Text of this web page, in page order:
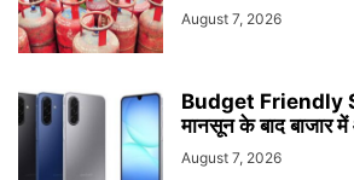
August 7, 2026
Budget Friendly
मानसून के बाद बाजार
August 7, 2026